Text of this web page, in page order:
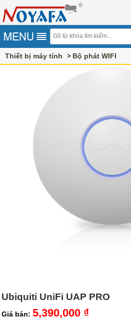
Thiết bị máy tính Bộ phát WIFI
Ubiquiti UniFi UAP PRO
Giá bán: 5,390,000 ₫